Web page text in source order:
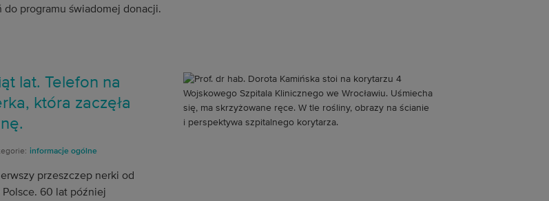
do programu świadomej donacji.
lat. Telefon na
która zaczęła
informacje ogólne
przeszczep nerki od
60 lat później